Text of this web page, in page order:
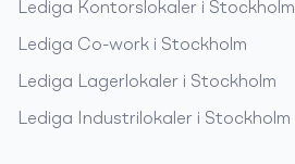
Lediga Kontorslokaler i Stockholm
Lediga Co-work i Stockholm
Lediga Lagerlokaler i Stockholm
Lediga Industrilokaler i Stockholm